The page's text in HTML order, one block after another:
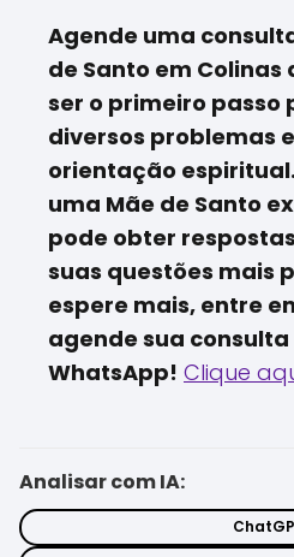
Agende uma
de Santo em Colinas
ser o primeiro passo
diversos problemas
orientação
uma Mãe de Santo
pode obter
suas questões mais
espere mais, entre
agende sua consulta
WhatsApp! Clique
Analisar com IA: